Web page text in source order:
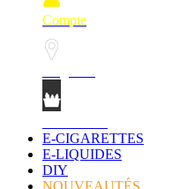
Compte
E-CIGARETTES
E-LIQUIDES
DIY
NOUVEAUTÉS